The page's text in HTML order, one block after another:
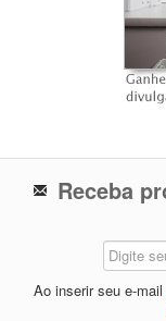
Receba
Ao inserir seu e-